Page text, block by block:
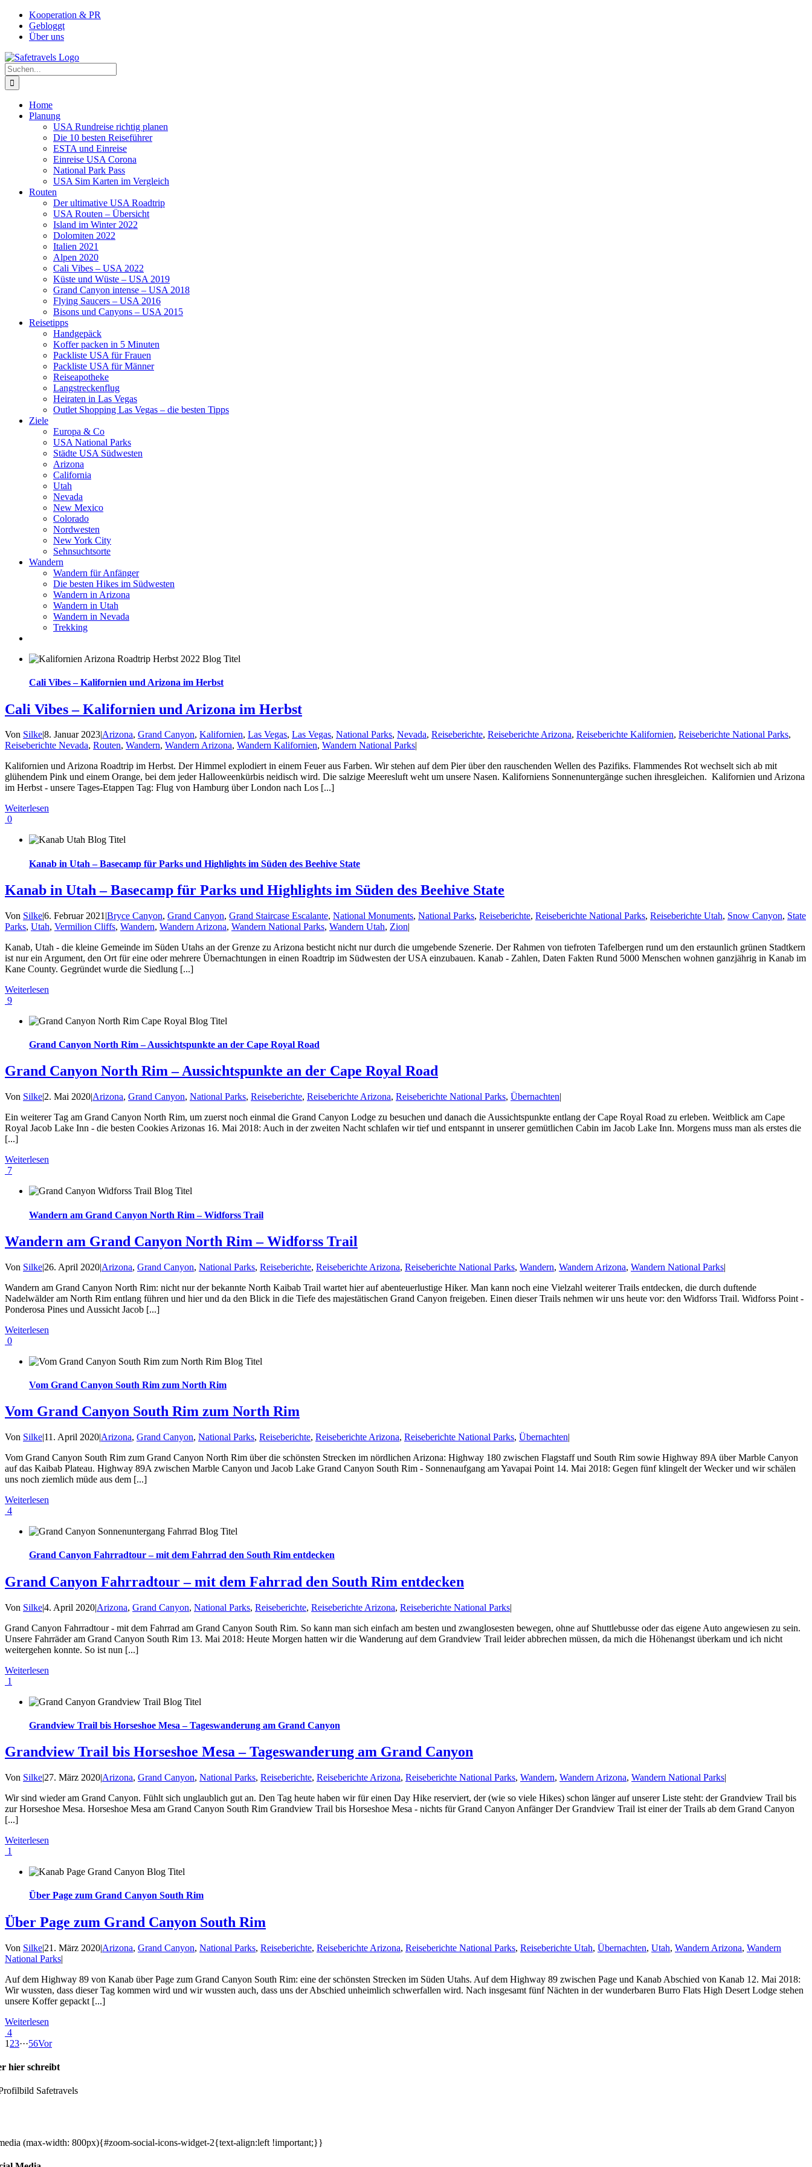
Zum
Inhalt
springen
Facebook
Instagram
YouTube
PinterestKooperation & PR
Gebloggt
Über uns
Suche
nach:
Home
Planung
USA Rundreise richtig planen
Die 10 besten Reiseführer
ESTA und Einreise
Einreise USA Corona
National Park Pass
USA Sim Karten im Vergleich
Routen
Der ultimative USA Roadtrip
USA Routen – Übersicht
Island im Winter 2022
Dolomiten 2022
Italien 2021
Alpen 2020
Cali Vibes – USA 2022
Küste und Wüste – USA 2019
Grand Canyon intense – USA 2018
Flying Saucers – USA 2016
Bisons und Canyons – USA 2015
Reisetipps
Handgepäck
Koffer packen in 5 Minuten
Packliste USA für Frauen
Packliste USA für Männer
Reiseapotheke
Langstreckenflug
Heiraten in Las Vegas
Outlet Shopping Las Vegas – die besten Tipps
Ziele
Europa & Co
USA National Parks
Städte USA Südwesten
Arizona
California
Utah
Nevada
New Mexico
Colorado
Nordwesten
New York City
Sehnsuchtsorte
Wandern
Wandern für Anfänger
Die besten Hikes im Südwesten
Wandern in Arizona
Wandern in Utah
Wandern in Nevada
Trekking
Cali Vibes – Kalifornien und Arizona im Herbst
Cali Vibes – Kalifornien und Arizona im Herbst
Von Silke|8. Januar 2023|Arizona, Grand Canyon, Kalifornien, Las Vegas, Las Vegas, National Parks, Nevada, Reiseberichte, Reiseberichte Arizona, Reiseberichte Kalifornien, Reiseberichte National Parks,
Reiseberichte Nevada, Routen, Wandern, Wandern Arizona, Wandern Kalifornien, Wandern National Parks|
Kalifornien und Arizona Roadtrip im Herbst. Der Himmel explodiert in einem Feuer aus Farben. Wir stehen auf dem Pier über den rauschenden Wellen des Pazifiks. Flammendes Rot wechselt sich ab mit
glühendem Pink und einem Orange, bei dem jeder Halloweenkürbis neidisch wird. Die salzige Meeresluft weht um unsere Nasen. Kaliforniens Sonnenuntergänge suchen ihresgleichen. Kalifornien und Arizona
im Herbst - unsere Tages-Etappen Tag: Flug von Hamburg über London nach Los [...]
Weiterlesen
0
Kanab in Utah – Basecamp für Parks und Highlights im Süden des Beehive State
Kanab in Utah – Basecamp für Parks und Highlights im Süden des Beehive State
Von Silke|6. Februar 2021 |Bryce Canyon, Grand Canyon, Grand Staircase Escalante, National Monuments, National Parks, Reiseberichte, Reiseberichte National Parks, Reiseberichte Utah, Snow Canyon, State
Parks, Utah, Vermilion Cliffs, Wandern, Wandern Arizona, Wandern National Parks, Wandern Utah, Zion|
Kanab, Utah - die kleine Gemeinde im Süden Utahs an der Grenze zu Arizona besticht nicht nur durch die umgebende Szenerie. Der Rahmen von tiefroten Tafelbergen rund um den erstaunlich grünen Stadtkern
ist nur ein Argument, den Ort für eine oder mehrere Übernachtungen in einen Roadtrip im Südwesten der USA einzubauen. Kanab - Zahlen, Daten Fakten Rund 5000 Menschen wohnen ganzjährig in Kanab im
Kane County. Gegründet wurde die Siedlung [...]
Weiterlesen
9
Grand Canyon North Rim – Aussichtspunkte an der Cape Royal Road
Grand Canyon North Rim – Aussichtspunkte an der Cape Royal Road
Von Silke|2. Mai 2020|Arizona, Grand Canyon, National Parks, Reiseberichte, Reiseberichte Arizona, Reiseberichte National Parks, Übernachten|
Ein weiterer Tag am Grand Canyon North Rim, um zuerst noch einmal die Grand Canyon Lodge zu besuchen und danach die Aussichtspunkte entlang der Cape Royal Road zu erleben. Weitblick am Cape
Royal Jacob Lake Inn - die besten Cookies Arizonas 16. Mai 2018: Auch in der zweiten Nacht schlafen wir tief und entspannt in unserer gemütlichen Cabin im Jacob Lake Inn. Morgens muss man als erstes die
[...]
Weiterlesen
7
Wandern am Grand Canyon North Rim – Widforss Trail
Wandern am Grand Canyon North Rim – Widforss Trail
Von Silke|26. April 2020|Arizona, Grand Canyon, National Parks, Reiseberichte, Reiseberichte Arizona, Reiseberichte National Parks, Wandern, Wandern Arizona, Wandern National Parks|
Wandern am Grand Canyon North Rim: nicht nur der bekannte North Kaibab Trail wartet hier auf abenteuerlustige Hiker. Man kann noch eine Vielzahl weiterer Trails entdecken, die durch duftende
Nadelwälder am North Rim entlang führen und hier und da den Blick in die Tiefe des majestätischen Grand Canyon freigeben. Einen dieser Trails nehmen wir uns heute vor: den Widforss Trail. Widforss Point -
Ponderosa Pines und Aussicht Jacob [...]
Weiterlesen
0
Vom Grand Canyon South Rim zum North Rim
Vom Grand Canyon South Rim zum North Rim
Von Silke|11. April 2020|Arizona, Grand Canyon, National Parks, Reiseberichte, Reiseberichte Arizona, Reiseberichte National Parks, Übernachten|
Vom Grand Canyon South Rim zum Grand Canyon North Rim über die schönsten Strecken im nördlichen Arizona: Highway 180 zwischen Flagstaff und South Rim sowie Highway 89A über Marble Canyon
auf das Kaibab Plateau. Highway 89A zwischen Marble Canyon und Jacob Lake Grand Canyon South Rim - Sonnenaufgang am Yavapai Point 14. Mai 2018: Gegen fünf klingelt der Wecker und wir schälen
uns noch ziemlich müde aus dem [...]
Weiterlesen
4
Grand Canyon Fahrradtour – mit dem Fahrrad den South Rim entdecken
Grand Canyon Fahrradtour – mit dem Fahrrad den South Rim entdecken
Von Silke|4. April 2020|Arizona, Grand Canyon, National Parks, Reiseberichte, Reiseberichte Arizona, Reiseberichte National Parks|
Grand Canyon Fahrradtour - mit dem Fahrrad am Grand Canyon South Rim. So kann man sich einfach am besten und zwanglosesten bewegen, ohne auf Shuttlebusse oder das eigene Auto angewiesen zu sein.
Unsere Fahrräder am Grand Canyon South Rim 13. Mai 2018: Heute Morgen hatten wir die Wanderung auf dem Grandview Trail leider abbrechen müssen, da mich die Höhenangst überkam und ich nicht
weitergehen konnte. So ist nun [...]
Weiterlesen
1
Grandview Trail bis Horseshoe Mesa – Tageswanderung am Grand Canyon
Grandview Trail bis Horseshoe Mesa – Tageswanderung am Grand Canyon
Von Silke|27. März 2020|Arizona, Grand Canyon, National Parks, Reiseberichte, Reiseberichte Arizona, Reiseberichte National Parks, Wandern, Wandern Arizona, Wandern National Parks|
Wir sind wieder am Grand Canyon. Fühlt sich unglaublich gut an. Den Tag heute haben wir für einen Day Hike reserviert, der (wie so viele Hikes) schon länger auf unserer Liste steht: der Grandview Trail bis
zur Horseshoe Mesa. Horseshoe Mesa am Grand Canyon South Rim Grandview Trail bis Horseshoe Mesa - nichts für Grand Canyon Anfänger Der Grandview Trail ist einer der Trails ab dem Grand Canyon
[...]
Weiterlesen
1
Über Page zum Grand Canyon South Rim
Über Page zum Grand Canyon South Rim
Von Silke|21. März 2020|Arizona, Grand Canyon, National Parks, Reiseberichte, Reiseberichte Arizona, Reiseberichte National Parks, Reiseberichte Utah, Übernachten, Utah, Wandern Arizona, Wandern
National Parks|
Auf dem Highway 89 von Kanab über Page zum Grand Canyon South Rim: eine der schönsten Strecken im Süden Utahs. Auf dem Highway 89 zwischen Page und Kanab Abschied von Kanab 12. Mai 2018:
Wir wussten, dass dieser Tag kommen wird und wir wussten auch, dass uns der Abschied unheimlich schwerfallen wird. Nach insgesamt fünf Nächten in der wunderbaren Burro Flats High Desert Lodge stehen
unsere Koffer gepackt [...]
Weiterlesen
4
1 23···56Vor
hier schreibt
(max-width: 800px){#zoom-social-icons-widget-2{text-align:left !important;}}